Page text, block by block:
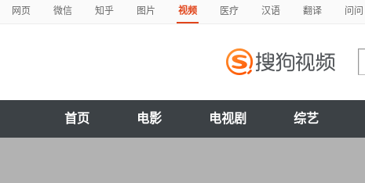
网页 微信 知乎 图片 视频 医疗 汉语 翻译 问问
首页 电影 电视剧 综艺